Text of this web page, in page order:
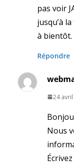
pas voir
jusqu’à
à bientôt.
Répondre
24
Nous